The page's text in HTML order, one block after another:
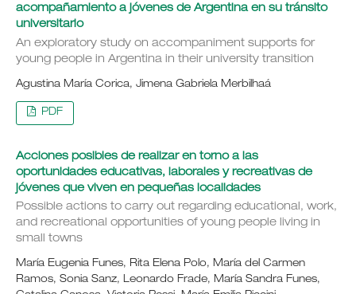
acompañamiento a jóvenes de Argentina en su tránsito
universitario
An exploratory study on accompaniment supports for
young people in Argentina in their university transition
Agustina María Corica, Jimena Gabriela Merbilhaá
PDF
Acciones posibles de realizar en torno a las
oportunidades educativas, laborales y recreativas de
jóvenes que viven en pequeñas localidades
Possible actions to carry out regarding educational, work,
and recreational opportunities of young people living in
small towns
María Eugenia Funes, Rita Elena Polo, María del Carmen
Ramos, Sonia Sanz, Leonardo Frade, María Sandra Funes,